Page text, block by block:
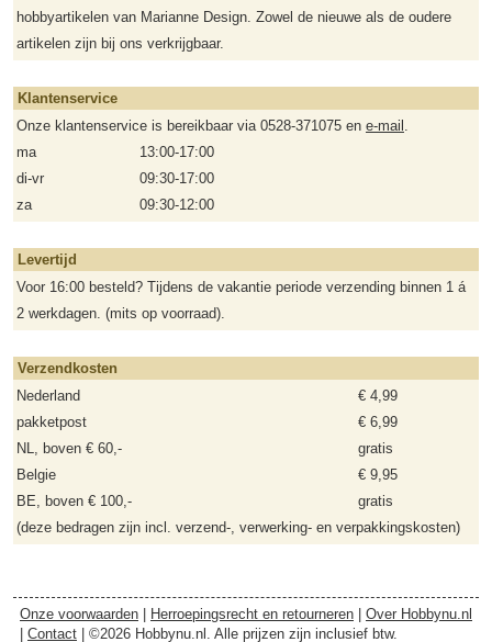
hobbyartikelen van Marianne Design. Zowel de nieuwe als de oudere
artikelen zijn bij ons verkrijgbaar.
Klantenservice
Onze klantenservice is bereikbaar via 0528-371075 en e-mail .
ma
13:00-17:00
di-vr
09:30-17:00
za
09:30-12:00
Levertijd
Voor 16:00 besteld? Tijdens de vakantie periode verzending binnen 1 á
2 werkdagen. (mits op voorraad).
Verzendkosten
Nederland
€ 4,99
pakketpost
€ 6,99
NL, boven € 60,-
gratis
Belgie
€ 9,95
BE, boven € 100,-
gratis
(deze bedragen zijn incl. verzend-, verwerking- en verpakkingskosten)
Onze voorwaarden Herroepingsrecht en retourneren
Over Hobbynu.nl
Contact | ©2026 Hobbynu.nl. Alle prijzen zijn inclusief btw.